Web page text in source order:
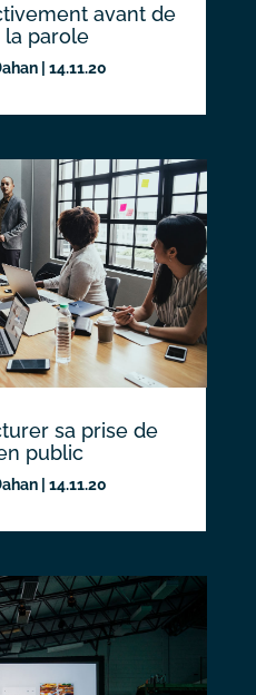
avant de
parole
|14.11.20
sa prise de
public
|14.11.20